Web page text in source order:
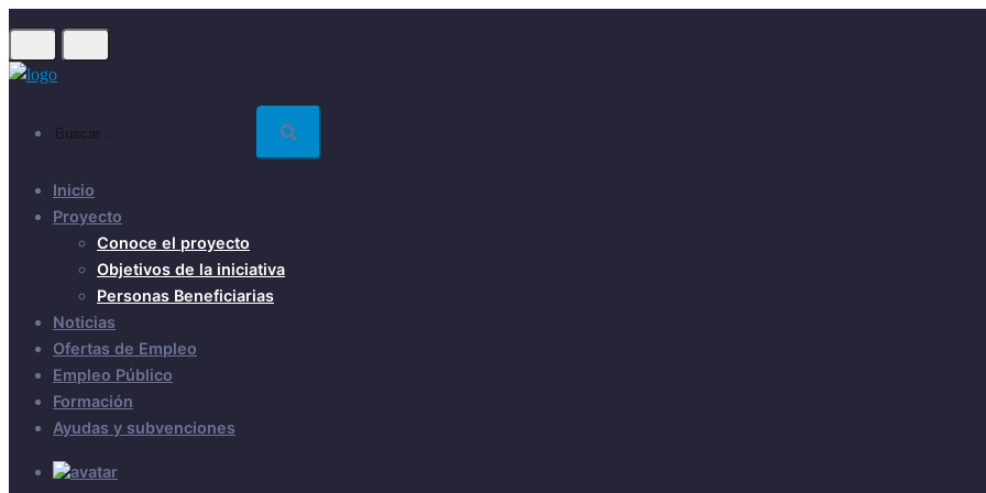
main
Inicio
Proyecto
Conoce el proyecto
Objetivos de la iniciativa
Personas Beneficiarias
Noticias
Ofertas de Empleo
Empleo Público
Formación
Ayudas y subvenciones